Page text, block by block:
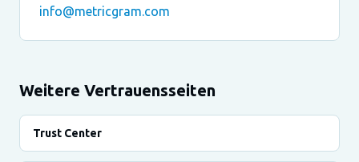
info@metricgram.com
Weitere Vertrauensseiten
Trust Center